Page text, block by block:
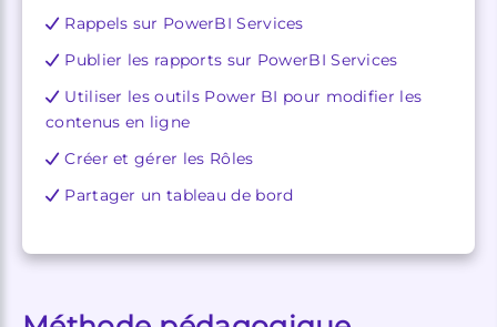
Rappels sur PowerBI Services
Publier les rapports sur PowerBI Services
Utiliser les outils Power BI pour modifier les
contenus en ligne
Créer et gérer les Rôles
Partager un tableau de bord